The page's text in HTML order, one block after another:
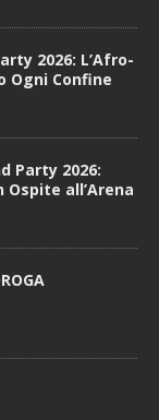
2026: L’Afro-
Ogni Confine
Party 2026:
Ospite all’Arena